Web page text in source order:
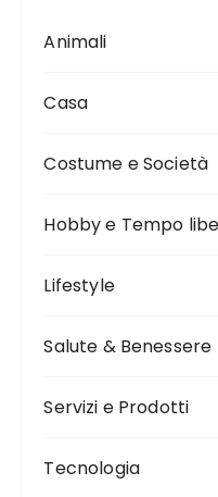
Animali
Casa
Costume e Società
Hobby e Tempo
Lifestyle
Salute & Benessere
Servizi e Prodotti
Tecnologia